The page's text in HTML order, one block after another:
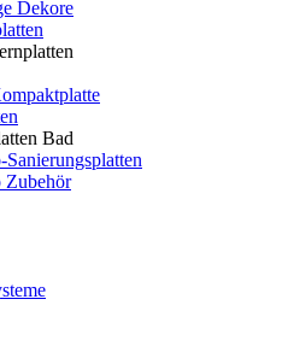
Dekore
Bad
Sanierungsplatten
Zubehör